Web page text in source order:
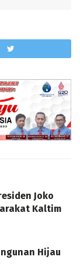
Joko
Kaltim
Hijau